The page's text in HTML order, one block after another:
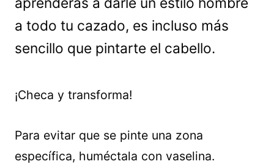
a todo tu cazado, es incluso más
sencillo que pintarte el cabello.
¡Checa y transforma!
Para evitar que se pinte una zona
específica, huméctala con vaselina.